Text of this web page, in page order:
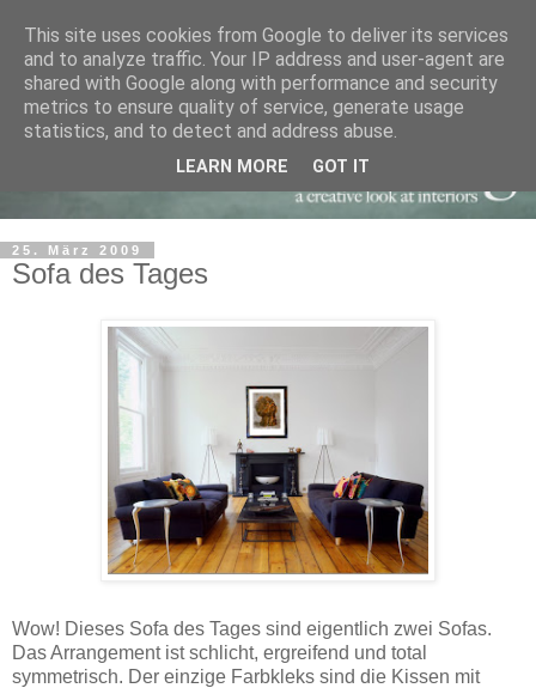
25. März 2009
Sofa des Tages
Wow! Dieses Sofa des Tages sind eigentlich zwei Sofas.
Das Arrangement ist schlicht, ergreifend und total
symmetrisch. Der einzige Farbkleks sind die Kissen mit
This site uses cookies from Google to deliver its services
and to analyze traffic. Your IP address and user-agent are
shared with Google along with performance and security
metrics to ensure quality of service, generate usage
statistics, and to detect and address abuse.
LEARN MORE GOT IT